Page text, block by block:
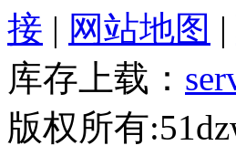
接 | 网站地图 |
库存上载：
版权所有